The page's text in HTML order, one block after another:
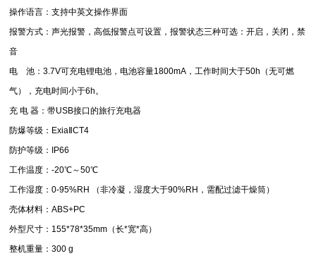
操作语言：支持中英文操作界面
报警方式：声光报警，高低报警点可设置，报警状态三种可选：开启，关闭，禁
音
电
池：3.7V可充电锂电池，电池容量1800mA，工作时间大于50h（无可燃
气），充电时间小于6h。
充 电 器：带USB接口的旅行充电器
防爆等级：ExiaⅡCT4
防护等级：IP66
工作温度：-20℃～50℃
工作湿度：0-95%RH （非冷凝，湿度大于90%RH，需配过滤干燥筒）
壳体材料：ABS+PC
外型尺寸：155*78*35mm（长*宽*高）
整机重量：300 g